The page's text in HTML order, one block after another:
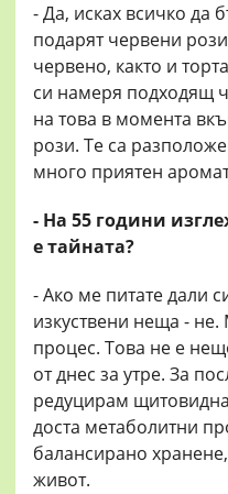
- Да, исках всичко да
подарят червени
червено, както и
си намеря подходящ
на това в момента
рози. Те са
много приятен
- На 55 години
е тайната?
- Ако ме питате дали
изкуствени неща -
процес. Това не е
от днес за утре. За
редуцирам
доста метаболитни
балансирано
живот.